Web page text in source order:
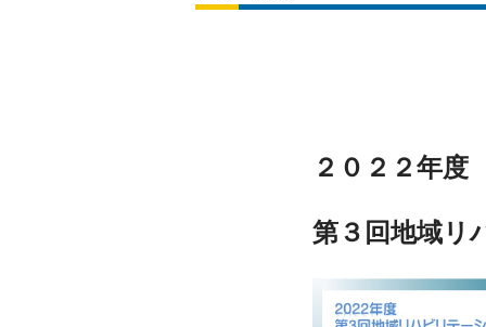
２０２２年度
第３回地域リ